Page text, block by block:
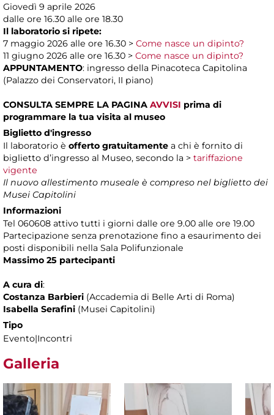
Giovedì 9 aprile 2026
dalle ore 16.30 alle ore 18.30
Il laboratorio si ripete:
7 maggio 2026 alle ore 16.30 > Come nasce un dipinto?
11 giugno 2026 alle ore 16.30 > Come nasce un dipinto?
APPUNTAMENTO: ingresso della Pinacoteca Capitolina
(Palazzo dei Conservatori, II piano)
CONSULTA SEMPRE LA PAGINA AVVISI prima di
programmare la tua visita al museo
Biglietto d'ingresso
Il laboratorio è offerto gratuitamente a chi è fornito di
biglietto d’ingresso al Museo, secondo la > tariffazione
vigente
Il nuovo allestimento museale è compreso nel biglietto dei
Musei Capitolini
Informazioni
Tel 060608 attivo tutti i giorni dalle ore 9.00 alle ore 19.00
Partecipazione senza prenotazione fino a esaurimento dei
posti disponibili nella Sala Polifunzionale
Massimo 25 partecipanti
A cura di:
Costanza Barbieri (Accademia di Belle Arti di Roma)
Isabella Serafini (Musei Capitolini)
Tipo
Evento|Incontri
Galleria